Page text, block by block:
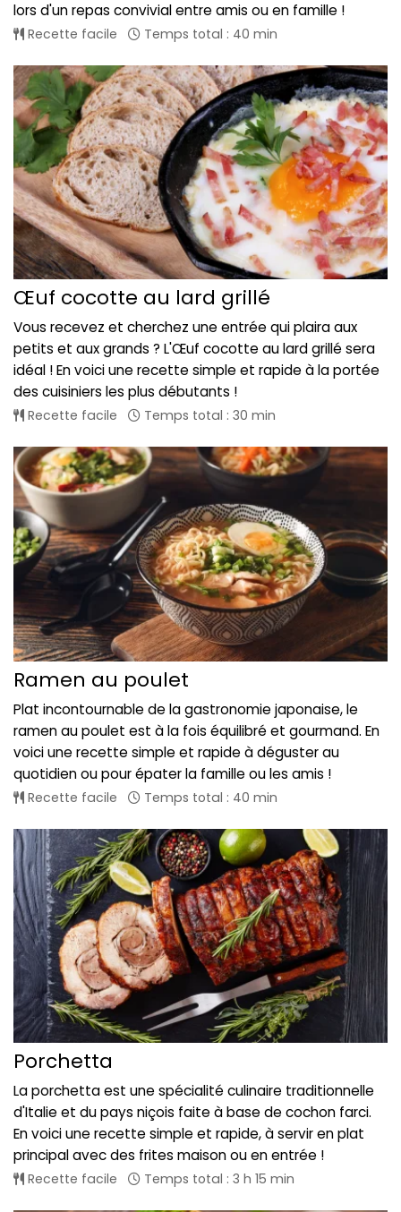
lors d'un repas convivial entre amis ou en famille !
Recette facile Temps total : 40 min
Œuf cocotte au lard grillé
Vous recevez et cherchez une entrée qui plaira aux
petits et aux grands ? L'Œuf cocotte au lard grillé sera
idéal ! En voici une recette simple et rapide à la portée
des cuisiniers les plus débutants !
Recette facile Temps total : 30 min
Ramen au poulet
Plat incontournable de la gastronomie japonaise, le
ramen au poulet est à la fois équilibré et gourmand. En
voici une recette simple et rapide à déguster au
quotidien ou pour épater la famille ou les amis !
Recette facile Temps total : 40 min
Porchetta
La porchetta est une spécialité culinaire traditionnelle
d'Italie et du pays niçois faite à base de cochon farci.
En voici une recette simple et rapide, à servir en plat
principal avec des frites maison ou en entrée !
Recette facile Temps total : 3 h 15 min